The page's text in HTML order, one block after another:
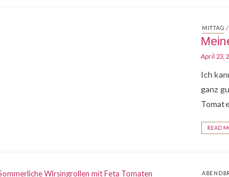
MITTAG /
April 23,
Ich
ganz
READ